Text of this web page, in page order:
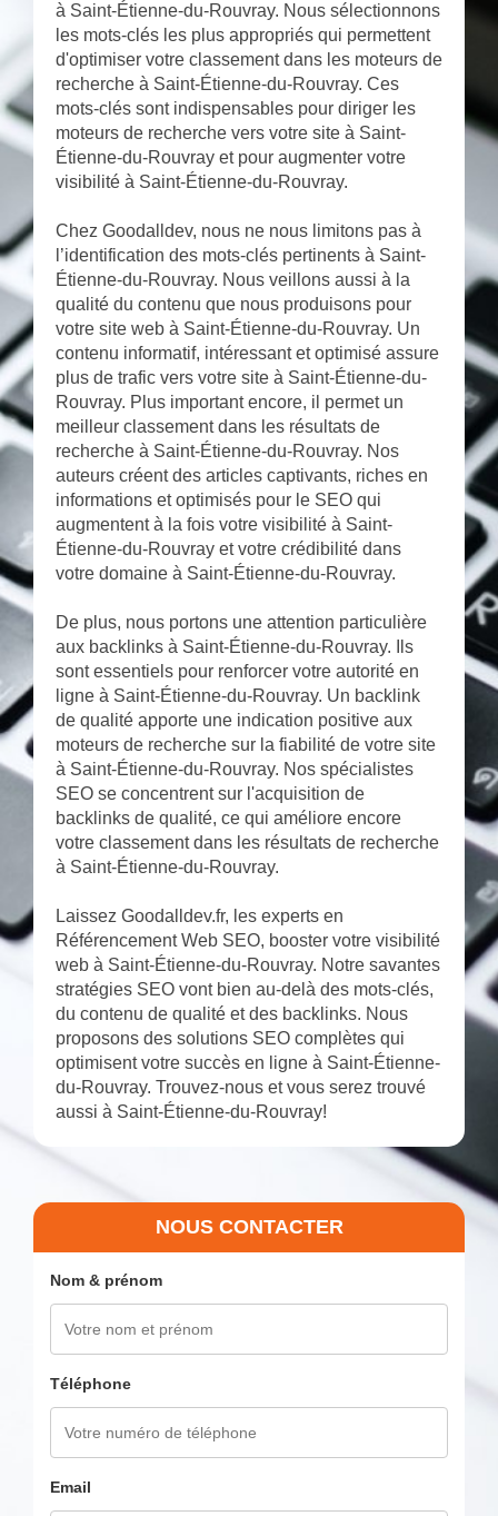
à Saint-Étienne-du-Rouvray. Nous sélectionnons
les mots-clés les plus appropriés qui permettent
d'optimiser votre classement dans les moteurs de
recherche à Saint-Étienne-du-Rouvray. Ces
mots-clés sont indispensables pour diriger les
moteurs de recherche vers votre site à Saint-
Étienne-du-Rouvray et pour augmenter votre
visibilité à Saint-Étienne-du-Rouvray.
Chez Goodalldev, nous ne nous limitons pas à
l’identification des mots-clés pertinents à Saint-
Étienne-du-Rouvray. Nous veillons aussi à la
qualité du contenu que nous produisons pour
votre site web à Saint-Étienne-du-Rouvray. Un
contenu informatif, intéressant et optimisé assure
plus de trafic vers votre site à Saint-Étienne-du-
Rouvray. Plus important encore, il permet un
meilleur classement dans les résultats de
recherche à Saint-Étienne-du-Rouvray. Nos
auteurs créent des articles captivants, riches en
informations et optimisés pour le SEO qui
augmentent à la fois votre visibilité à Saint-
Étienne-du-Rouvray et votre crédibilité dans
votre domaine à Saint-Étienne-du-Rouvray.
De plus, nous portons une attention particulière
aux backlinks à Saint-Étienne-du-Rouvray. Ils
sont essentiels pour renforcer votre autorité en
ligne à Saint-Étienne-du-Rouvray. Un backlink
de qualité apporte une indication positive aux
moteurs de recherche sur la fiabilité de votre site
à Saint-Étienne-du-Rouvray. Nos spécialistes
SEO se concentrent sur l'acquisition de
backlinks de qualité, ce qui améliore encore
votre classement dans les résultats de recherche
à Saint-Étienne-du-Rouvray.
Laissez Goodalldev.fr, les experts en
Référencement Web SEO, booster votre visibilité
web à Saint-Étienne-du-Rouvray. Notre savantes
stratégies SEO vont bien au-delà des mots-clés,
du contenu de qualité et des backlinks. Nous
proposons des solutions SEO complètes qui
optimisent votre succès en ligne à Saint-Étienne-
du-Rouvray. Trouvez-nous et vous serez trouvé
aussi à Saint-Étienne-du-Rouvray!
NOUS CONTACTER
Nom & prénom
Téléphone
Email